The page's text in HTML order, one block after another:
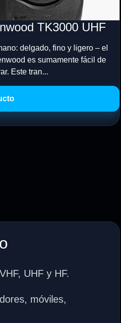
TK3000 UHF
delgado, fino y ligero – el
es sumamente fácil de
Este tran...
UHF y HF.
móviles,